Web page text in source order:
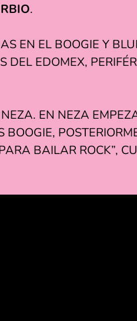
.
EN EL BOOGIE Y
DEL EDOMEX,
EN NEZA
BAILAR ROCK”,